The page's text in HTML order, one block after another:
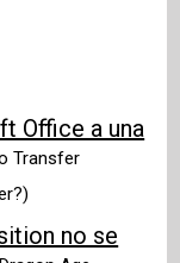
Office a una
Transfer
no se